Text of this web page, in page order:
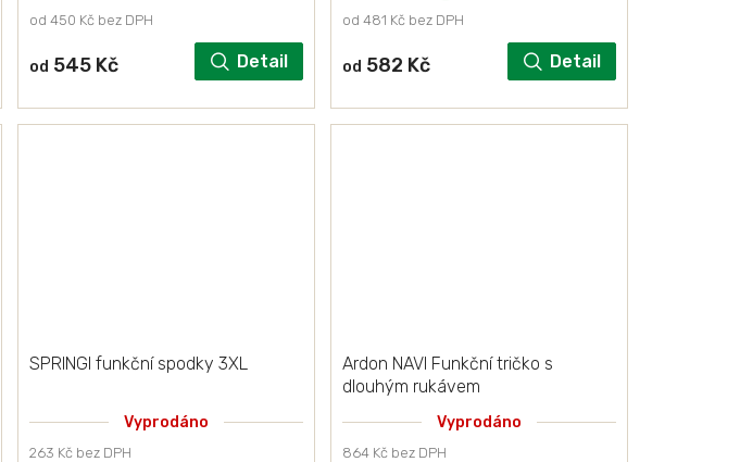
od 450 Kč bez DPH
od 545 Kč Detail
od 481 Kč bez DPH
od 582 Kč Detail
SPRINGI funkční spodky 3XL
Vyprodáno
263 Kč bez DPH
Ardon NAVI Funkční tričko s
dlouhým rukávem
Vyprodáno
864 Kč bez DPH